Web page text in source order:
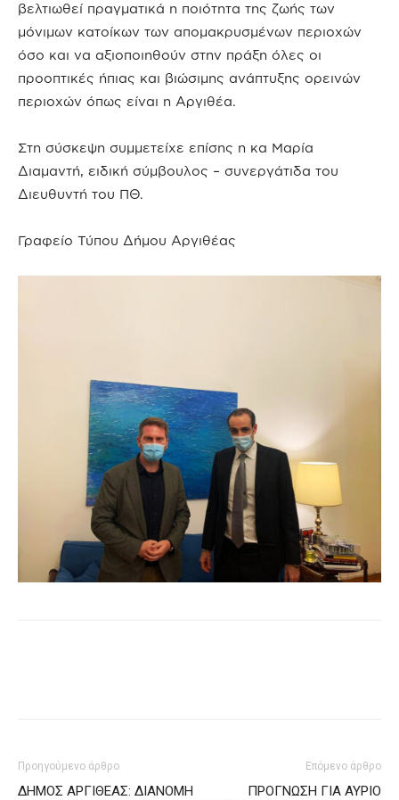
βελτιωθεί πραγματικά η ποιότητα της ζωής των
μόνιμων κατοίκων των απομακρυσμένων περιοχών
όσο και να αξιοποιηθούν στην πράξη όλες οι
προοπτικές ήπιας και βιώσιμης ανάπτυξης ορεινών
περιοχών όπως είναι η Αργιθέα.
Στη σύσκεψη συμμετείχε επίσης η κα Μαρία
Διαμαντή, ειδική σύμβουλος – συνεργάτιδα του
Διευθυντή του ΠΘ.
Γραφείο Τύπου Δήμου Αργιθέας
Προηγούμενο άρθρο
ΔΗΜΟΣ ΑΡΓΙΘΕΑΣ: ΔΙΑΝΟΜΗ
Επόμενο άρθρο
ΠΡΟΓΝΩΣΗ ΓΙΑ ΑΥΡΙΟ